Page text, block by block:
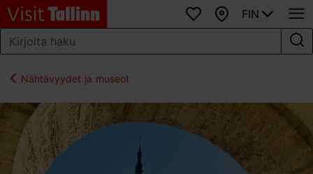
SuosikitKartta
FIN
Nähtävyydet ja museot